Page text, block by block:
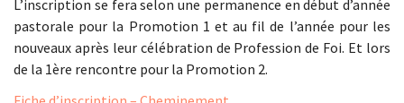
L’inscription se fera selon une permanence en début d’année
pastorale pour la Promotion 1 et au fil de l’année pour les
nouveaux après leur célébration de Profession de Foi. Et lors
de la 1ère rencontre pour la Promotion 2.